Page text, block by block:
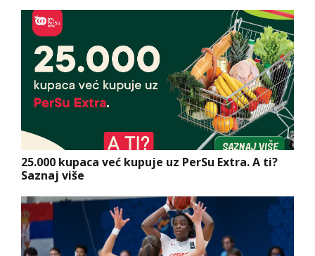
25.000 kupaca već kupuje uz PerSu Extra. A ti?
Saznaj više